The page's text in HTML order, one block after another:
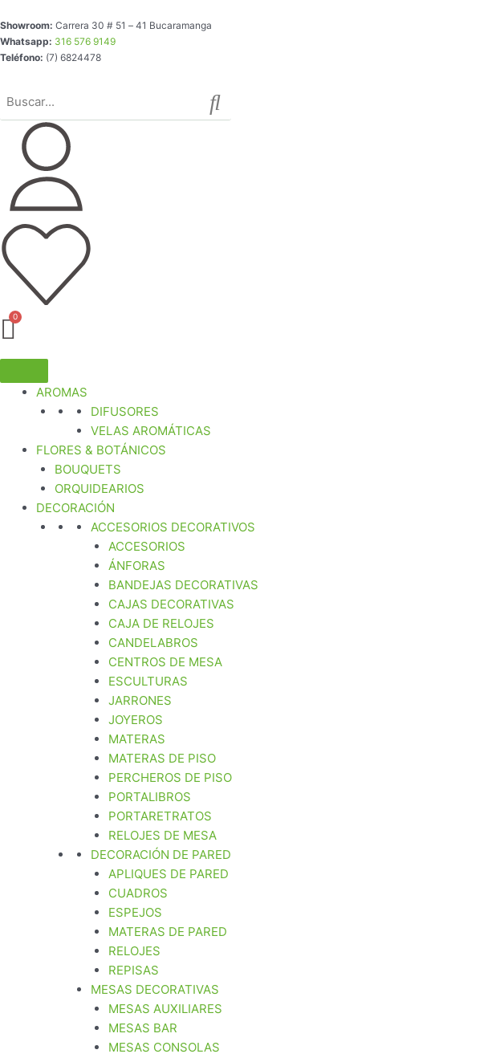
al
contenido
Showroom: Carrera 30 # 51 – 41 Bucaramanga
Whatsapp: 316 576 9149
Teléfono: (7) 6824478
AROMAS
DIFUSORES
VELAS AROMÁTICAS
FLORES & BOTÁNICOS
BOUQUETS
ORQUIDEARIOS
DECORACIÓN
ACCESORIOS DECORATIVOS
ACCESORIOS
ÁNFORAS
BANDEJAS DECORATIVAS
CAJAS DECORATIVAS
CAJA DE RELOJES
CANDELABROS
CENTROS DE MESA
ESCULTURAS
JARRONES
JOYEROS
MATERAS
MATERAS DE PISO
PERCHEROS DE PISO
PORTALIBROS
PORTARETRATOS
RELOJES DE MESA
DECORACIÓN DE PARED
APLIQUES DE PARED
CUADROS
ESPEJOS
MATERAS DE PARED
RELOJES
REPISAS
MESAS DECORATIVAS
MESAS AUXILIARES
MESAS BAR
MESAS CONSOLAS